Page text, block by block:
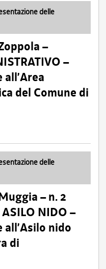
delle
–
–
all’Area
del Comune di
delle
– n. 2
NIDO –
all’Asilo nido
di